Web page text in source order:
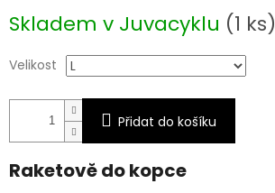
cena:
Skladem v Juvacyklu (1 ks)
Velikost
Přidat do košíku
Raketově do kopce